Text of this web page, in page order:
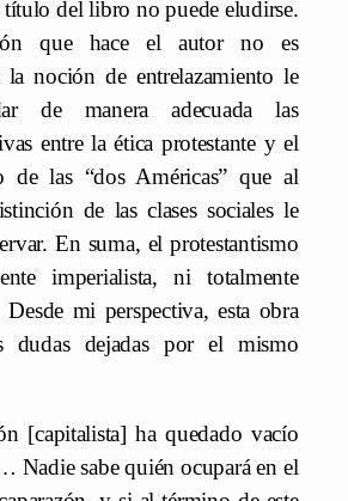
título del libro no puede eludirse.
que hace el autor no es
la noción de entrelazamiento le
de manera adecuada las
entre la ética protestante y el
de las “dos Américas” que al
de las clases sociales le
En suma, el protestantismo
imperialista, ni totalmente
Desde mi perspectiva, esta obra
dudas dejadas por el mismo
[capitalista] ha quedado vacío
Nadie sabe quién ocupará en el